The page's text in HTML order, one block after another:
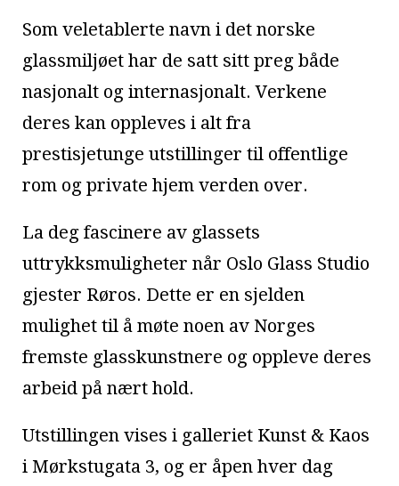
Som veletablerte navn i det norske
glassmiljøet har de satt sitt preg både
nasjonalt og internasjonalt. Verkene
deres kan oppleves i alt fra
prestisjetunge utstillinger til offentlige
rom og private hjem verden over.
La deg fascinere av glassets
uttrykksmuligheter når Oslo Glass Studio
gjester Røros. Dette er en sjelden
mulighet til å møte noen av Norges
fremste glasskunstnere og oppleve deres
arbeid på nært hold.
Utstillingen vises i galleriet Kunst & Kaos
i Mørkstugata 3, og er åpen hver dag